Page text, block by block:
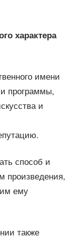
характера
имени
программы,
и
способ и
произведения,
ему
также